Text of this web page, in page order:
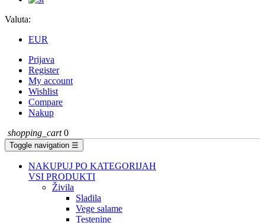
Valuta:
EUR
Prijava
Register
My account
Wishlist
Compare
Nakup
shopping_cart 0
Toggle navigation ☰
NAKUPUJ PO KATEGORIJAH
VSI PRODUKTI
Živila
Sladila
Vege salame
Testenine